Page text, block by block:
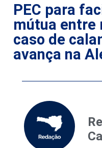
PEC para
mútua entre
caso de
avança na